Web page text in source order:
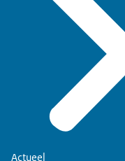
Actueel